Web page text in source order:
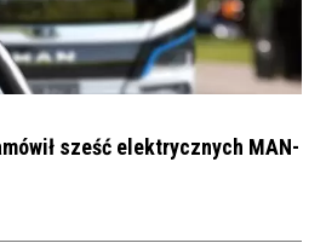
sześć elektrycznych MAN-